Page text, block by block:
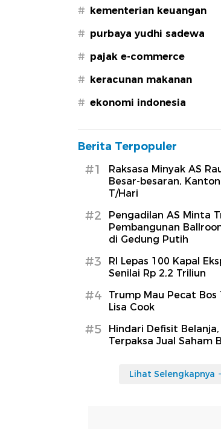
# kementerian keuangan
# purbaya yudhi sadewa
# pajak e-commerce
# keracunan makanan
# ekonomi indonesia
Berita Terpopuler
#1
Raksasa Minyak AS
Besar-besaran,
T/Hari
#2
Pengadilan AS Minta
Pembangunan
di Gedung Putih
#3
RI Lepas 100 Kapal
Senilai Rp 2,2 Triliun
#4
Trump Mau Pecat Bos
Lisa Cook
#5
Hindari Defisit
Terpaksa Jual Saham
Lihat Selengkapnya